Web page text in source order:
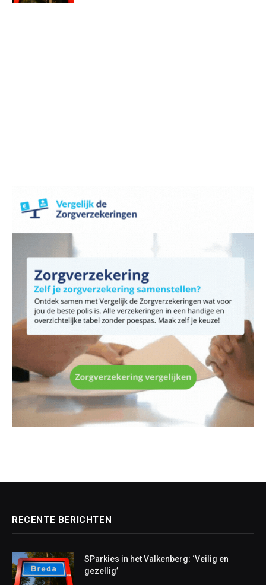
RECENTE BERICHTEN
SParkies in het Valkenberg: ‘Veilig en
gezellig’